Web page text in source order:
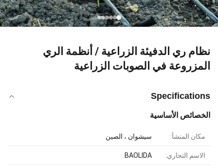
نظام ري الدفيئة الزراعية / أنظمة الري
المزروعة في الصوبات الزراعية
Specifications
الخصائص الأساسية
مكان المنشأ: سيشوان ، الصين
الاسم التجاري: BAOLIDA